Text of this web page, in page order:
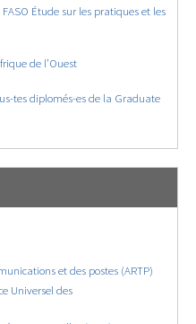
FASO Étude sur les pratiques et les
de l’Ouest
tes diplomés-es de la Graduate
et des postes (ARTP)
Universel des